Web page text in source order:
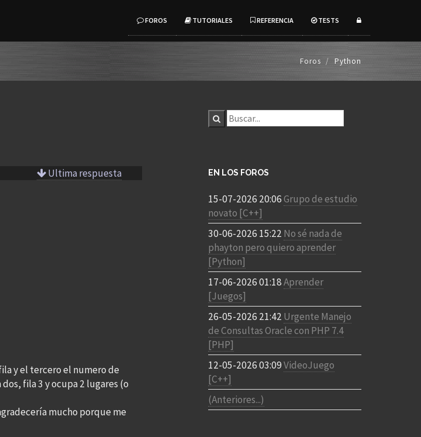
FOROS TUTORIALES REFERENCIA TESTS
Foros Python
Ultima respuesta
y el tercero el numero de
fila 3 y ocupa 2 lugares (o
mucho porque me
EN LOS FOROS
15-07-2026 20:06Grupo de estudio
novato [C++]
30-06-2026 15:22 No sé nada de
phayton pero quiero aprender
[Python]
17-06-2026 01:18Aprender
[Juegos]
26-05-2026 21:42 Urgente Manejo
de Consultas Oracle con PHP 7.4
[PHP]
12-05-2026 03:09VideoJuego
[C++]
(Anteriores...)